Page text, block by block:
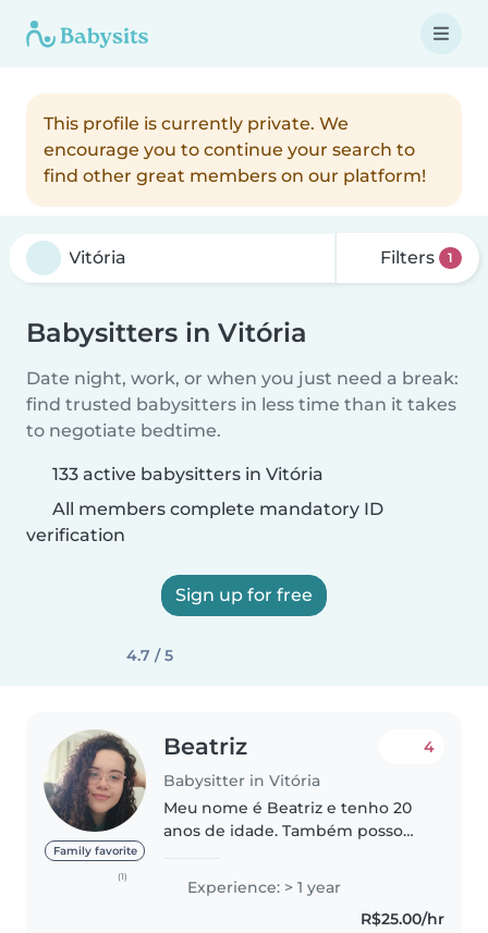
This profile is currently private. We
encourage you to continue your search to
find other great members on our platform!
Filters 1
Babysitters in Vitória
Date night, work, or when you just need a break:
find trusted babysitters in less time than it takes
to negotiate bedtime.
133 active babysitters in Vitória
All members complete mandatory ID
verification
Sign up for free
4.7 / 5
Family favorite
(1)
Beatriz
Babysitter in Vitória
4
Meu nome é Beatriz e tenho 20
anos de idade. Também posso
casa. Se estiver procurando uma
babá e quiser saber mais sobre
mim, fique à vontade para
Experience: > 1 year
R$25.00/hr